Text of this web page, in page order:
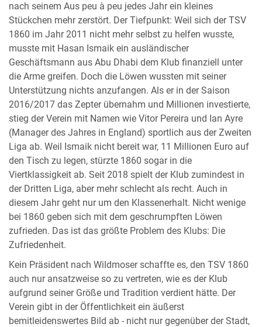
nach seinem Aus peu à peu jedes Jahr ein kleines
Stückchen mehr zerstört. Der Tiefpunkt: Weil sich der TSV
1860 im Jahr 2011 nicht mehr selbst zu helfen wusste,
musste mit Hasan Ismaik ein ausländischer
Geschäftsmann aus Abu Dhabi dem Klub finanziell unter
die Arme greifen. Doch die Löwen wussten mit seiner
Unterstützung nichts anzufangen. Als er in der Saison
2016/2017 das Zepter übernahm und Millionen investierte,
stieg der Verein mit Namen wie Vitor Pereira und Ian Ayre
(Manager des Jahres in England) sportlich aus der Zweiten
Liga ab. Weil Ismaik nicht bereit war, 11 Millionen Euro auf
den Tisch zu legen, stürzte 1860 sogar in die
Viertklassigkeit ab. Seit 2018 spielt der Klub zumindest in
der Dritten Liga, aber mehr schlecht als recht. Auch in
diesem Jahr geht nur um den Klassenerhalt. Nicht wenige
bei 1860 geben sich mit dem geschrumpften Löwen
zufrieden. Das ist das größte Problem des Klubs: Die
Zufriedenheit.
Kein Präsident nach Wildmoser schaffte es, den TSV 1860
auch nur ansatzweise so zu vertreten, wie es der Klub
aufgrund seiner Größe und Tradition verdient hätte. Der
Verein gibt in der Öffentlichkeit ein äußerst
bemitleidenswertes Bild ab - nicht nur gegenüber der Stadt,